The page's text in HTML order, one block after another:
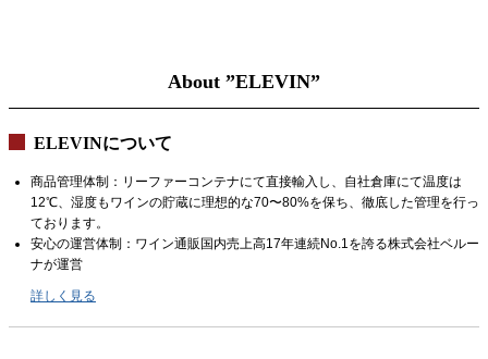
About ”ELEVIN”
ELEVINについて
商品管理体制：リーファーコンテナにて直接輸入し、自社倉庫にて温度は
12℃、湿度もワインの貯蔵に理想的な70〜80%を保ち、徹底した管理を行っ
ております。
安心の運営体制：ワイン通販国内売上高17年連続No.1を誇る株式会社ベルー
ナが運営
詳しく見る